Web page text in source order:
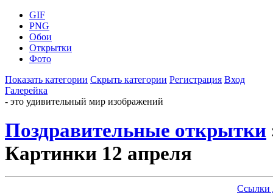
GIF
PNG
Обои
Открытки
Фото
Показать категории Скрыть категории Регистрация Вход
Галерейка
- это удивительный мир изображений
Поздравительные открытки
Картинки 12 апреля
Ссылки